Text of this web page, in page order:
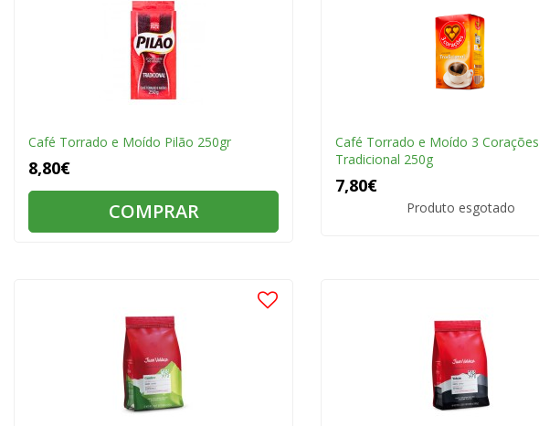
Café Torrado e Moído Pilão 250gr
8,80€
COMPRAR
Café Torrado e Moído 3 Corações
Tradicional 250g
7,80€
Produto esgotado